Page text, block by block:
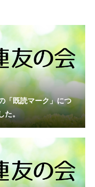
「既読マーク」につ
。